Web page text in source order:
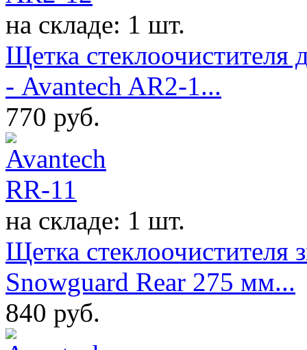
на складе: 1 шт.
Щетка стеклоочистителя
- Avantech AR2-1...
770 руб.
на складе: 1 шт.
Щетка стеклоочистителя
Snowguard Rear 275 мм...
840 руб.